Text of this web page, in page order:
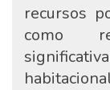
recursos
como